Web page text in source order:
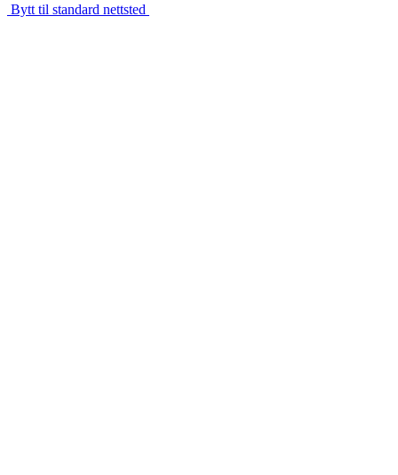
Bytt til standard nettsted